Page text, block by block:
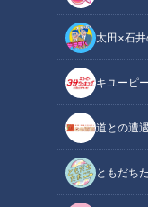
太田×石
キユーピ
道との遭遇
ともだち
CBCテレビ『デララバ』
太田×石井の
デララバ
爆笑問題・太田光と